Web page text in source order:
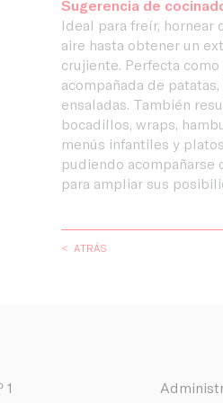
Sugerencia de
Ideal para freír, hornear
aire hasta obtener un
crujiente. Perfecta
acompañada de
ensaladas. También
bocadillos, wraps,
menús infantiles y
pudiendo acompañarse
para ampliar sus
< ATRÁS
1